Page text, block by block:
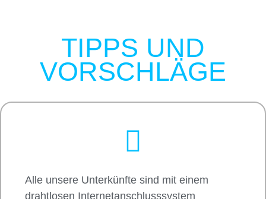
TIPPS UND
VORSCHLÄGE
Alle unsere Unterkünfte sind mit einem
drahtlosen Internetanschlusssystem